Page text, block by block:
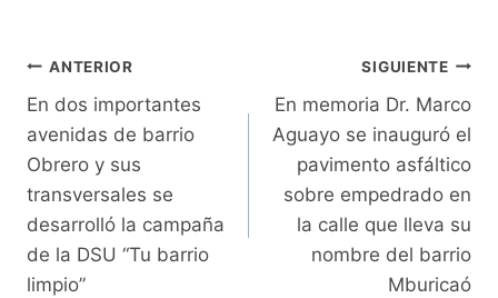
Navegación
de
entradas
ANTERIOR
En dos importantes
avenidas de barrio
Obrero y sus
transversales se
desarrolló la campaña
de la DSU “Tu barrio
limpio”
SIGUIENTE
En memoria Dr. Marco
Aguayo se inauguró el
pavimento asfáltico
sobre empedrado en
la calle que lleva su
nombre del barrio
Mburicaó